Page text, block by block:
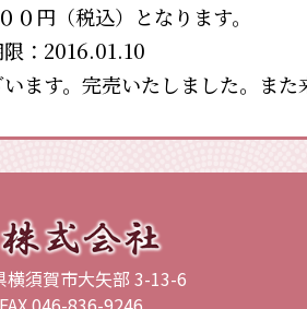
０円（税込）となります。
：2016.01.10
ます。完売いたしました。また
横須賀市大矢部 3-13-6